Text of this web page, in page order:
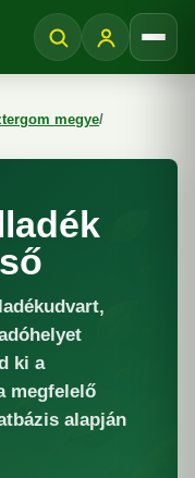
megye/
ki a
megfelelő
alapján